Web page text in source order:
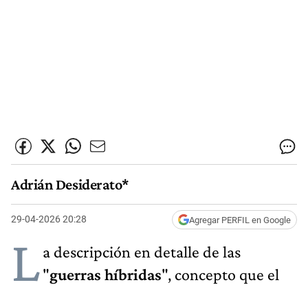
Adrián Desiderato*
29-04-2026 20:28 Agregar PERFIL en Google
La descripción en detalle de las
"guerras híbridas", concepto que el